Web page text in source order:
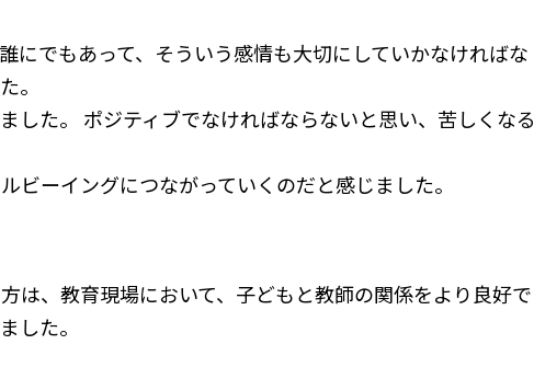
にでもあって、そういう感情も大切にしていかなければな
。
した。 ポジティブでなければならないと思い、苦しくなる
ビーイングにつながっていくのだと感じました。
は、教育現場において、子どもと教師の関係をより良好で
した。